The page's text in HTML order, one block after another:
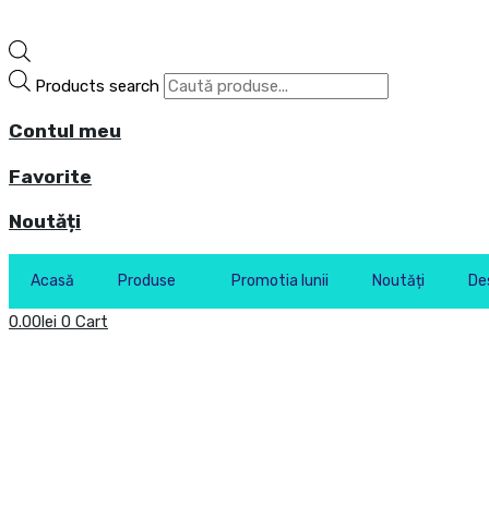
Products search
Contul meu
Favorite
Noutăți
Acasă Produse Promotia lunii Noutăți
0.00lei 0 Cart